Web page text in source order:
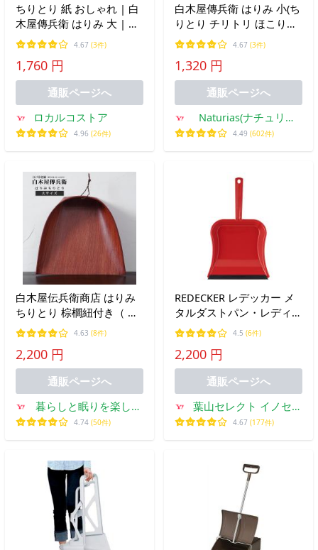
ちりとり 紙 おしゃれ | 白
木屋傳兵衛 はりみ 大 | 白
木屋傳兵衛 | 和紙 柿渋 日
本製 ほうき ホウキ 塵取り
塵取 ギフト プレゼント 爆
買
4.67 (3件)
1,760 円
通販ページへ
ロカルコストア
4.96 (26件)
白木屋傳兵衛 はりみ 小(ち
りとり チリトリ ほこり取
り ほうき 箒 ほこり 白木
屋傳兵衛)
4.67 (3件)
1,320 円
通販ページへ
Naturias(ナチュリア
ス)
4.49 (602件)
白木屋伝兵衛商店 はりみ
ちりとり 棕櫚紐付き（ 大
サイズ ）塵取り チリトリ
おしゃれ 昭和レトロ かわ
いい 室内 屋内 日本製
【ラッピング不可・のし不
4.63 (8件)
2,200 円
通販ページへ
暮らしと眠りを楽しむ
店 和っふる
4.74 (50件)
REDECKER レデッカー メ
タルダストパン・レディ
(チリトリ)/レッド
4.5 (6件)
2,200 円
通販ページへ
葉山セレクト イノセン
ス
4.67 (177件)